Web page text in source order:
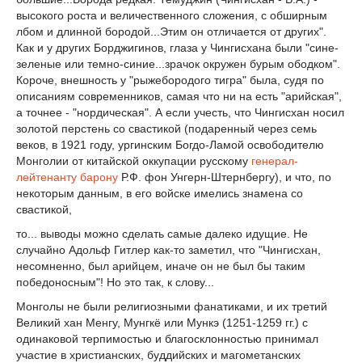
высокого роста и величественного сложения, с обширным
лбом и длинной бородой...Этим он отличается от других".
Как и у других Борджигинов, глаза у Чингисхана были "сине-
зеленые или темно-синие...зрачок окружен бурым ободком".
Короче, внешность у "рыжебородого тигра" была, судя по
описаниям современников, самая что ни на есть "арийская",
а точнее - "нордическая". А если учесть, что Чингисхан носил
золотой перстень со свастикой (подаренный через семь
веков, в 1921 году, ургинским Богдо-Ламой освободителю
Монголии от китайской оккупации русскому генерал-
лейтенанту барону Р.Ф. фон Унгерн-Штернбергу), и что, по
некоторым данным, в его войске имелись знамена со
свастикой,
то... выводы можно сделать самые далеко идущие. Не
случайно Адольф Гитлер как-то заметил, что "Чингисхан,
несомненно, был арийцем, иначе он не был бы таким
победоносным"! Но это так, к слову...
Монголы не были религиозными фанатиками, и их третий
Великий хан Менгу, Мунгкё или Мункэ (1251-1259 гг.) с
одинаковой терпимостью и благосклонностью принимал
участие в христианских, буддийских и магометанских